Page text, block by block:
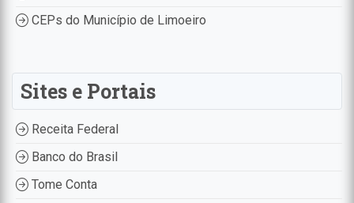
CEPs do Município de Limoeiro
Sites e Portais
Receita Federal
Banco do Brasil
Tome Conta